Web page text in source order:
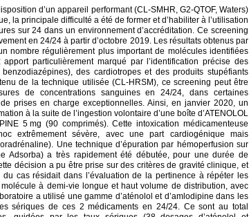
d’un appareil performant (CL-SMHR, G2-QTOF, Waters)
la principale difficulté a été de former et d’habiliter à l’utilisation
sur 24 dans un environnement d’accréditation. Ce screening
en 24/24 à partir d’octobre 2019. Les résultats obtenus par
nombre régulièrement plus important de molécules identifiées
particulièrement marqué par l’identification précise des
des cardiotropes et des produits stupéfiants
de la technique utilisée (CL-HRSM), ce screening peut être
de concentrations sanguines en 24/24, dans certaines
prises en charge exceptionnelles. Ainsi, en janvier 2020, un
à la suite de l’ingestion volontaire d’une boîte d’ATENOLOL
5 mg (90 comprimés). Cette intoxication médicamenteuse
extrêmement sévère, avec une part cardiogénique mais
Une technique d’épuration par hémoperfusion sur
Adsorba) a très rapidement été débutée, pour une durée de
décision a pu être prise sur des critères de gravité clinique, et
cas résidait dans l’évaluation de la pertinence à répéter les
à demi-vie longue et haut volume de distribution, avec
a utilisé une gamme d’aténolol et d’amlodipine dans les
sériques de ces 2 médicaments en 24/24. Ce sont au total